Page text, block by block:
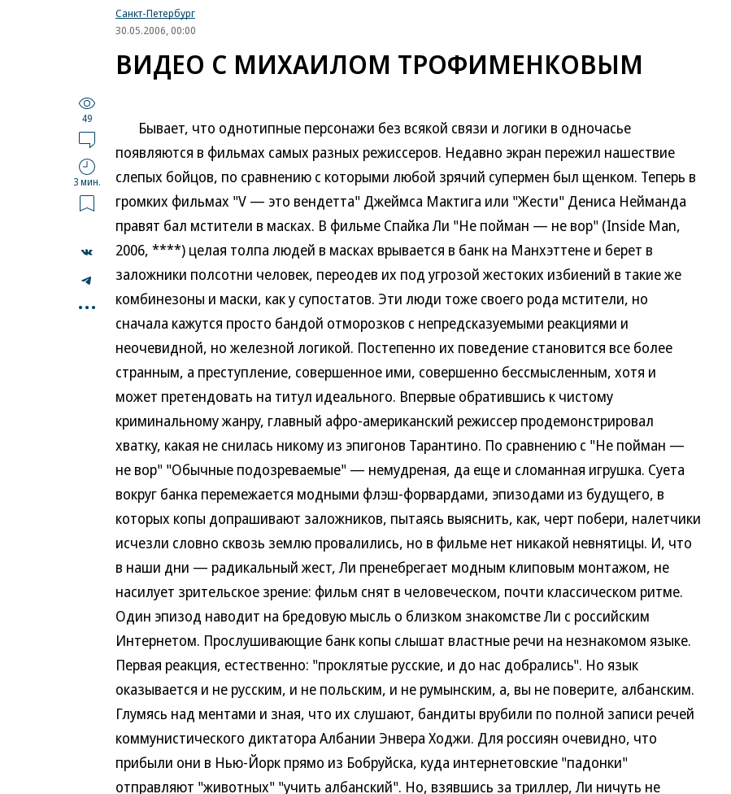
Санкт-Петербург
30.05.2006, 00:00
ВИДЕО С МИХАИЛОМ ТРОФИМЕНКОВЫМ
49
3 мин.
...
Бывает, что однотипные персонажи без всякой связи и логики в одночасье
появляются в фильмах самых разных режиссеров. Недавно экран пережил нашествие
слепых бойцов, по сравнению с которыми любой зрячий супермен был щенком. Теперь в
громких фильмах "V — это вендетта" Джеймса Мактига или "Жести" Дениса Нейманда
правят бал мстители в масках. В фильме Спайка Ли "Не пойман — не вор" (Inside Man,
2006, ****) целая толпа людей в масках врывается в банк на Манхэттене и берет в
заложники полсотни человек, переодев их под угрозой жестоких избиений в такие же
комбинезоны и маски, как у супостатов. Эти люди тоже своего рода мстители, но
сначала кажутся просто бандой отморозков с непредсказуемыми реакциями и
неочевидной, но железной логикой. Постепенно их поведение становится все более
странным, а преступление, совершенное ими, совершенно бессмысленным, хотя и
может претендовать на титул идеального. Впервые обратившись к чистому
криминальному жанру, главный афро-американский режиссер продемонстрировал
хватку, какая не снилась никому из эпигонов Тарантино. По сравнению с "Не пойман —
не вор" "Обычные подозреваемые" — немудреная, да еще и сломанная игрушка. Суета
вокруг банка перемежается модными флэш-форвардами, эпизодами из будущего, в
которых копы допрашивают заложников, пытаясь выяснить, как, черт побери, налетчики
исчезли словно сквозь землю провалились, но в фильме нет никакой невнятицы. И, что
в наши дни — радикальный жест, Ли пренебрегает модным клиповым монтажом, не
насилует зрительское зрение: фильм снят в человеческом, почти классическом ритме.
Один эпизод наводит на бредовую мысль о близком знакомстве Ли с российским
Интернетом. Прослушивающие банк копы слышат властные речи на незнакомом языке.
Первая реакция, естественно: "проклятые русские, и до нас добрались". Но язык
оказывается и не русским, и не польским, и не румынским, а, вы не поверите, албанским.
Глумясь над ментами и зная, что их слушают, бандиты врубили по полной записи речей
коммунистического диктатора Албании Энвера Ходжи. Для россиян очевидно, что
прибыли они в Нью-Йорк прямо из Бобруйска, куда интернетовские "падонки"
отправляют "животных" "учить албанский". Но, взявшись за триллер, Ли ничуть не